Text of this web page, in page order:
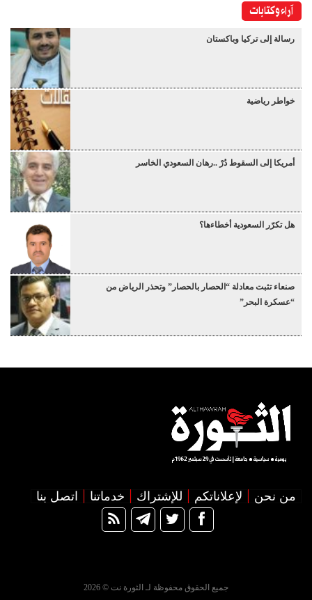
آراء وكتابات
رسالة إلى تركيا وباكستان
خواطر رياضية
أمريكا إلى السقوط دُرْ ..رهان السعودي الخاسر
هل تكرّر السعودية أخطاءها؟
صنعاء تثبت معادلة “الحصار بالحصار” وتحذر الرياض من
“عسكرة البحر”
من نحن لإعلاناتكم للإشتراك خدماتنا اتصل بنا
جميع الحقوق محفوظة لـ الثورة نت © 2026